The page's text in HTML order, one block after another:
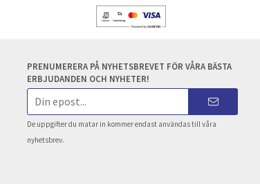
PRENUMERERA PÅ NYHETSBREVET FÖR VÅRA BÄSTA
ERBJUDANDEN OCH NYHETER!
E-
postadress
De uppgifter du matar in kommer endast användas till våra
nyhetsbrev.